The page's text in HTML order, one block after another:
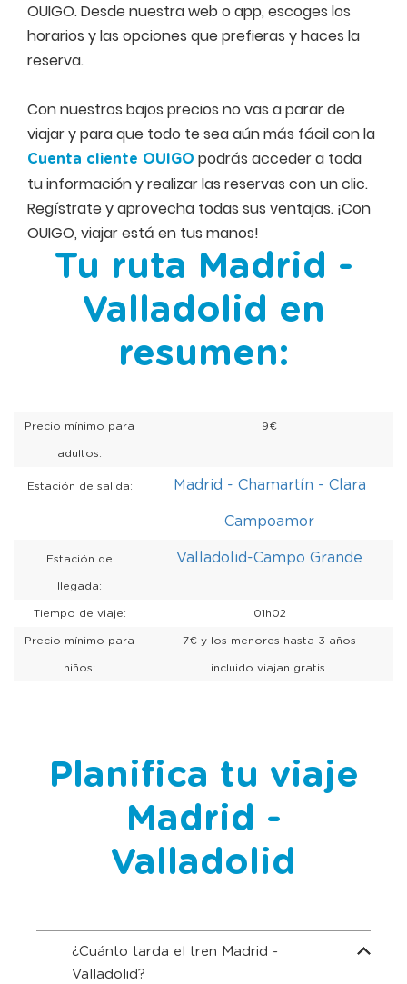
OUIGO. Desde nuestra web o app, escoges los
horarios y las opciones que prefieras y haces la
reserva.
Con nuestros bajos precios no vas a parar de
viajar y para que todo te sea aún más fácil con la
Cuenta cliente OUIGO podrás acceder a toda
tu información y realizar las reservas con un clic.
Regístrate y aprovecha todas sus ventajas. ¡Con
OUIGO, viajar está en tus manos!
Tu ruta Madrid -
Valladolid en
resumen:
Precio mínimo para
adultos:
9€
Estación de salida: Madrid - Chamartín - Clara
Campoamor
Estación de
llegada:
Valladolid-Campo Grande
Tiempo de viaje: 01h02
Precio mínimo para
niños:
7€ y los menores hasta 3 años
incluido viajan gratis.
Planifica tu viaje
Madrid -
Valladolid
¿Cuánto tarda el tren Madrid -
Valladolid?